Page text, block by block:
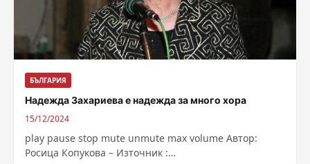
БЪЛГАРИЯ
Надежда Захариева е надежда за много хора
15/12/2024
play pause stop mute unmute max volume Автор:
Росица Копукова – Източник :